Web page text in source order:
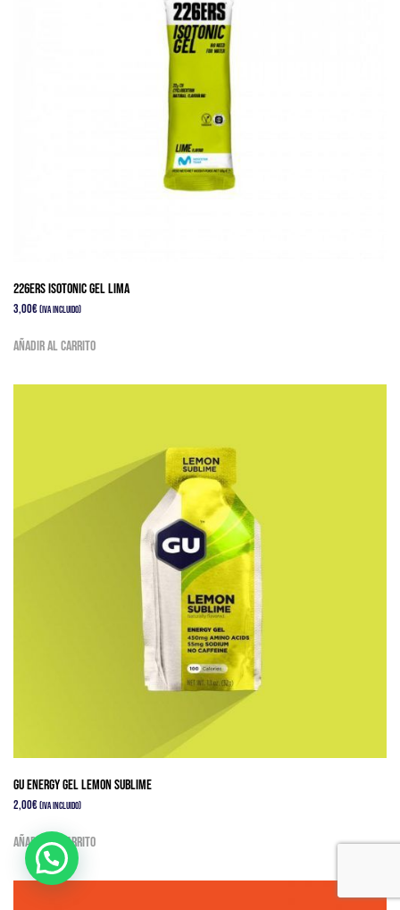
226ERS ISOTONIC GEL LIMA
3,00€(IVA Incluido)
Añadir al carrito
GU ENERGY GEL LEMON SUBLIME
2,00€(IVA Incluido)
Añadir al carrito